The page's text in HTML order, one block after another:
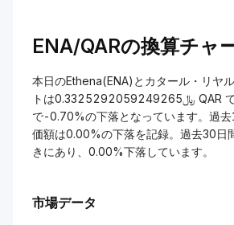
ENA/QARの換算チャ
本日のEthena(ENA)とカタール・リヤ
トは﷼0.3325292059249265 QAR で、過去24時間
で-0.70%の下落となっています。過
価額は0.00%の下落を記録。過去30日
きにあり、0.00%下落しています。
市場データ